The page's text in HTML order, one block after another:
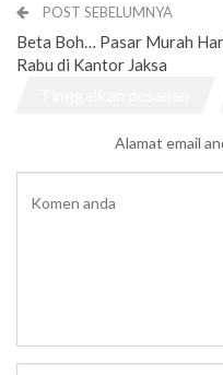
POST SEBELUMNYA
Beta Boh… Pasar Murah
Rabu di Kantor Jaksa
Alamat email